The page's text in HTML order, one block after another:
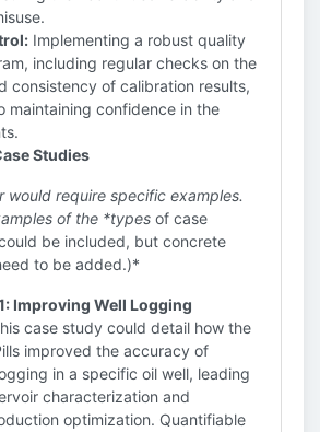
Implementing a robust quality
including regular checks on the
consistency of calibration results,
maintaining confidence in the
Studies
would require specific examples.
of the *types of case
be included, but concrete
to be added.)*
Improving Well Logging
case study could detail how the
improved the accuracy of
in a specific oil well, leading
characterization and
optimization. Quantifiable